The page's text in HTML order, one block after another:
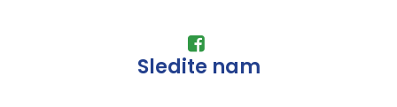
Sledite nam